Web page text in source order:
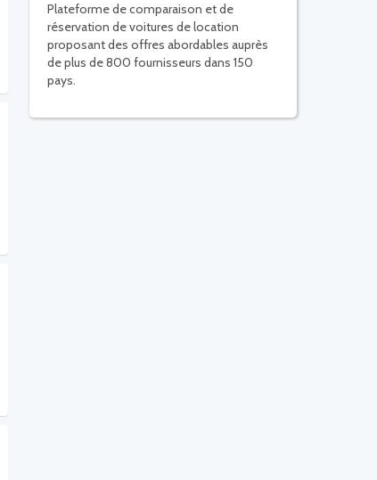
Plateforme de comparaison et de
réservation de voitures de location
proposant des offres abordables auprès
de plus de 800 fournisseurs dans 150
pays.